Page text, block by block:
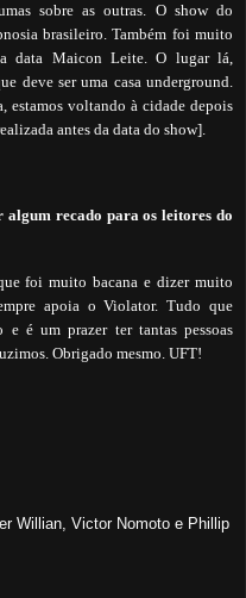
sobre as outras. O show do
brasileiro. Também foi muito
data Maicon Leite. O lugar lá,
deve ser uma casa underground.
estamos voltando à cidade depois
antes da data do show].
recado para os leitores do
foi muito bacana e dizer muito
apoia o Violator. Tudo que
e é um prazer ter tantas pessoas
Obrigado mesmo. UFT!
Willian, Victor Nomoto e Phillip